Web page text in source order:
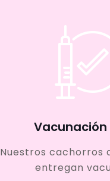
Nuestros cachorros
entregan